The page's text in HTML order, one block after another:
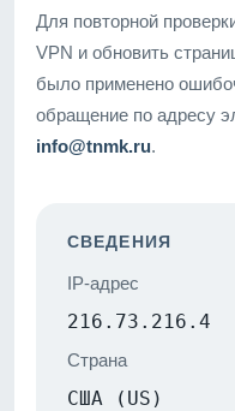
Для повторной
VPN и обновить
было применено
обращение по адресу
info@tnmk.ru.
СВЕДЕНИЯ
IP-адрес
216.73.216.4
Страна
США (US)